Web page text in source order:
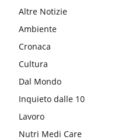
Altre Notizie
Ambiente
Cronaca
Cultura
Dal Mondo
Inquieto dalle 10
Lavoro
Nutri Medi Care